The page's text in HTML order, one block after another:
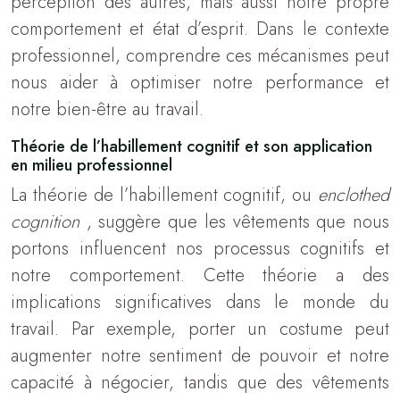
comportement et état d’esprit. Dans le contexte
professionnel, comprendre ces mécanismes peut
nous aider à optimiser notre performance et
notre bien-être au travail.
Théorie de l’habillement cognitif et son application
en milieu professionnel
La théorie de l’habillement cognitif, ou enclothed
cognition , suggère que les vêtements que nous
portons influencent nos processus cognitifs et
notre comportement. Cette théorie a des
implications significatives dans le monde du
travail. Par exemple, porter un costume peut
augmenter notre sentiment de pouvoir et notre
capacité à négocier, tandis que des vêtements